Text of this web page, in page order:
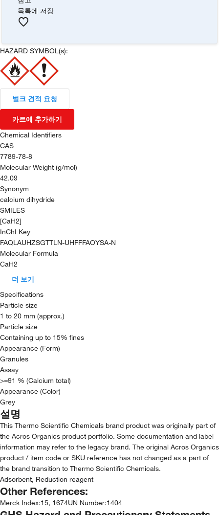
목록에 저장
HAZARD SYMBOL(s):
벌크 견적 요청
카트에 추가하기
Chemical Identifiers
CAS
7789-78-8
Molecular Weight (g/mol)
42.09
Synonym
calcium dihydride
SMILES
[CaH2]
InChI Key
FAQLAUHZSGTTLN-UHFFFAOYSA-N
Molecular Formula
CaH2
더 보기
Specifications
Particle size
1 to 20 mm (approx.)
Particle size
Containing up to 15% fines
Appearance (Form)
Granules
Assay
>=91 % (Calcium total)
Appearance (Color)
Grey
설명
This Thermo Scientific Chemicals brand product was originally part of
the Acros Organics product portfolio. Some documentation and label
information may refer to the legacy brand. The original Acros Organics
product / item code or SKU reference has not changed as a part of
the brand transition to Thermo Scientific Chemicals.
Adsorbent, Reduction reagent
Other References:
Merck Index:15, 1674UN Number:1404